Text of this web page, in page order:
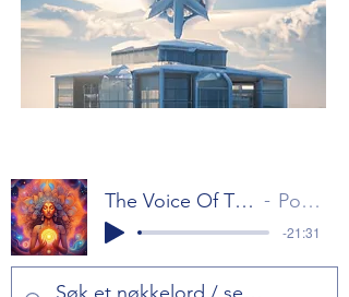
The Voice Of The Gods Part 1 Popol Vuh
-21:31